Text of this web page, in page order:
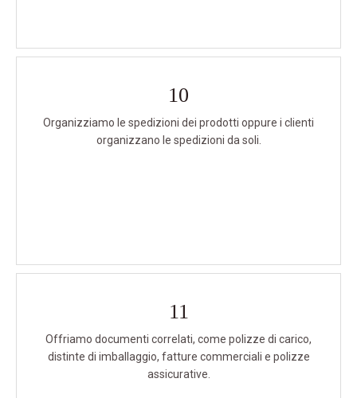
10
Organizziamo le spedizioni dei prodotti oppure i clienti
organizzano le spedizioni da soli.
11
Offriamo documenti correlati, come polizze di carico,
distinte di imballaggio, fatture commerciali e polizze
assicurative.